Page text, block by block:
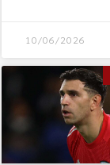
10/06/2026